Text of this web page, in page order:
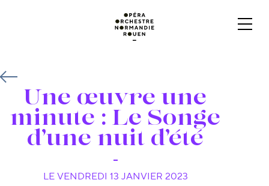
Une œuvre une
minute : Le Songe
d’une nuit d’été
LE VENDREDI 13 JANVIER 2023